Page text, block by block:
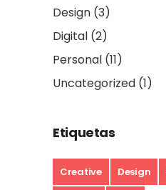
Design (3)
Digital (2)
Personal (11)
Uncategorized (1)
Etiquetas
Creative Design